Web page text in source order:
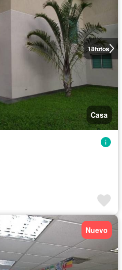
18fotos
Casa
Nuevo